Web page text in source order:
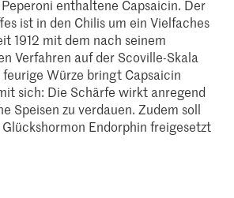
enthaltene Capsaicin. Der
ist in den Chilis um ein Vielfaches
1912 mit dem nach seinem
Verfahren auf der Scoville-Skala
Würze bringt Capsaicin
sich: Die Schärfe wirkt anregend
Speisen zu verdauen. Zudem soll
Endorphin freigesetzt